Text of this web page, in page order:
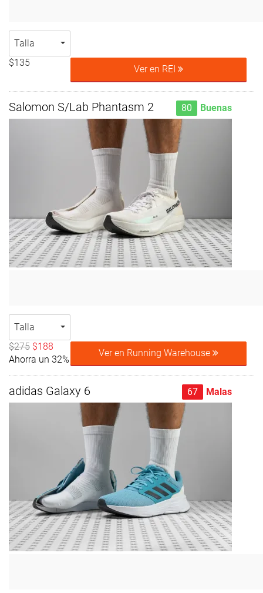
Talla
$135
Ver en REI
Salomon S/Lab Phantasm 2 80 Buenas
Talla
$275 $188
Ahorra un 32%
Ver en Running Warehouse
adidas Galaxy 6 67 Malas